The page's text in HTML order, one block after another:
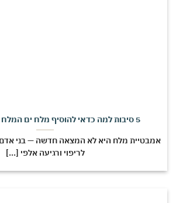
מלח היא לא המצאה חדשה — בני אדם
לריפוי ורגיעה אלפי [...]